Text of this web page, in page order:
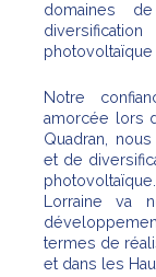
domaines
Notre
amorcée lors
Quadran,
et de
Lorraine va
termes de
et dans les